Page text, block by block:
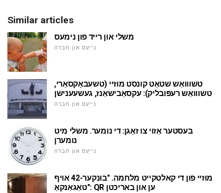
Similar articles
משלי און רייד פון נימעס
נייַעס און חברה
טשווואַש שטאַט קונסט מוזיי (טשעבאָקסאַרי,
טשווואַש רעפּובליק): עקסאַבישאַנז, געשעענישן
נייַעס און חברה
בעסטער אַזוי צו זאָגן: די נומער. משלי מיט
נומערן
נייַעס און חברה
מוזיי פון די קאלטקייט מלחמה. "בונקער-42 אויף
טאַגאַנקאַ": QR ען און באריכטן